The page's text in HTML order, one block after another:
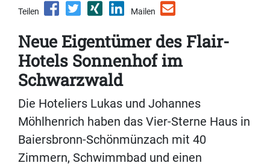
Teilen Mailen
Neue Eigentümer des Flair-
Hotels Sonnenhof im
Schwarzwald
Die Hoteliers Lukas und Johannes
Möhlhenrich haben das Vier-Sterne Haus in
Baiersbronn-Schönmünzach mit 40
Zimmern, Schwimmbad und einen